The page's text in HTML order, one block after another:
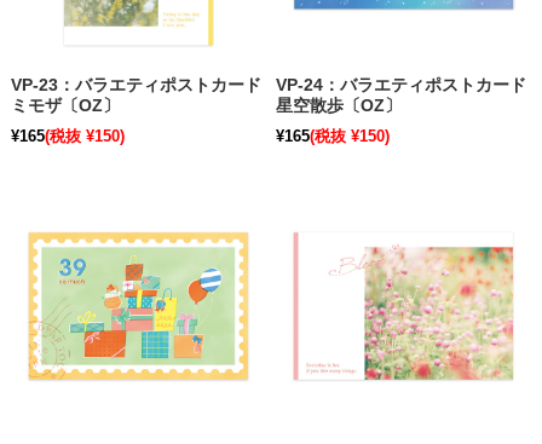
VP-23：バラエティポストカード
ミモザ〔OZ〕
¥165(税抜 ¥150)
VP-24：バラエティポストカード
星空散歩〔OZ〕
¥165(税抜 ¥150)